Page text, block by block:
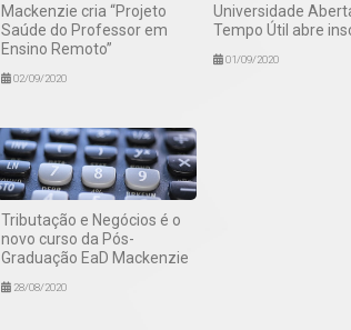
Mackenzie cria “Projeto
Saúde do Professor em
Ensino Remoto”
02/09/2020
Universidade
Tempo Útil abre
01/09/2020
Tributação e Negócios é o
novo curso da Pós-
Graduação EaD Mackenzie
28/08/2020